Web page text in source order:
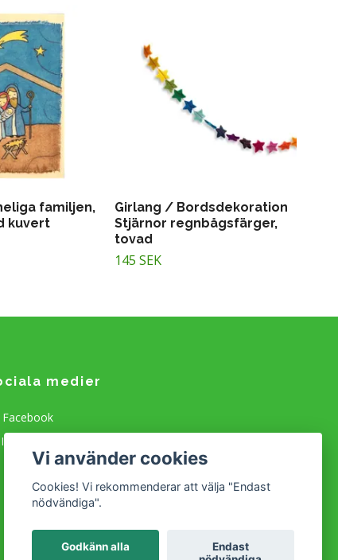
familjen,
kuvert
Girlang / Bordsdekoration
Stjärnor regnbågsfärger,
tovad
145 SEK
medier
Facebook
Instagram
Vi använder cookies
Cookies! Vi rekommenderar att välja "Endast
nödvändiga".
Godkänn alla
Endast